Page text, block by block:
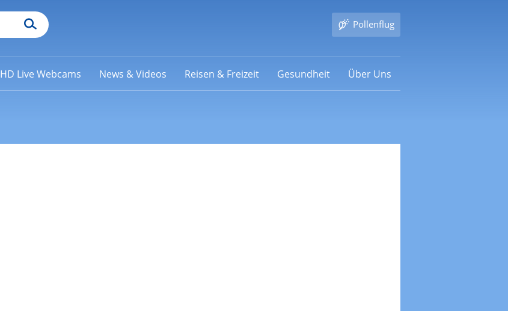
Pollenflug
HD Live Webcams News & Videos Reisen & Freizeit Gesundheit Über Uns